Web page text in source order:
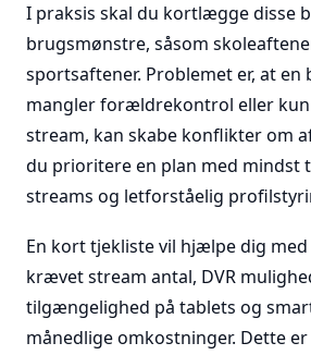
I praksis skal du kortlægge disse
brugsmønstre, såsom
sportsaftener. Problemet er, at en
mangler forældrekontrol eller
stream, kan skabe konflikter om
du prioritere en plan med mindst
streams og letforståelig
En kort tjekliste vil hjælpe dig
krævet stream antal, DVR
tilgængelighed på tablets og
månedlige omkostninger. Dette